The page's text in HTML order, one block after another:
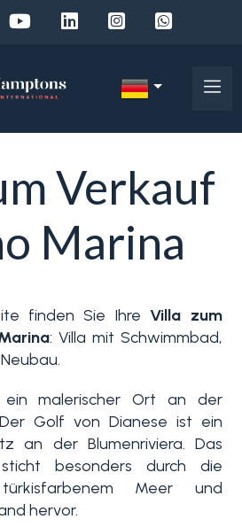
Verkauf
Marina
finden Sie Ihre Villa zum
: Villa mit Schwimmbad,
malerischer Ort an der
Golf von Dianese ist ein
an der Blumenriviera. Das
sticht besonders durch die
Meer und
hervor.